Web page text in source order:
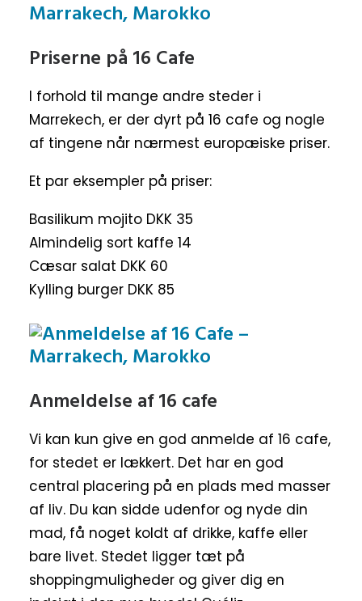
Priserne på 16 Cafe
I forhold til mange andre steder i
Marrekech, er der dyrt på 16 cafe og nogle
af tingene når nærmest europæiske priser.
Et par eksempler på priser:
Basilikum mojito DKK 35
Almindelig sort kaffe 14
Cæsar salat DKK 60
Kylling burger DKK 85
Anmeldelse af 16 cafe
Vi kan kun give en god anmelde af 16 cafe,
for stedet er lækkert. Det har en god
central placering på en plads med masser
af liv. Du kan sidde udenfor og nyde din
mad, få noget koldt af drikke, kaffe eller
bare livet. Stedet ligger tæt på
shoppingmuligheder og giver dig en